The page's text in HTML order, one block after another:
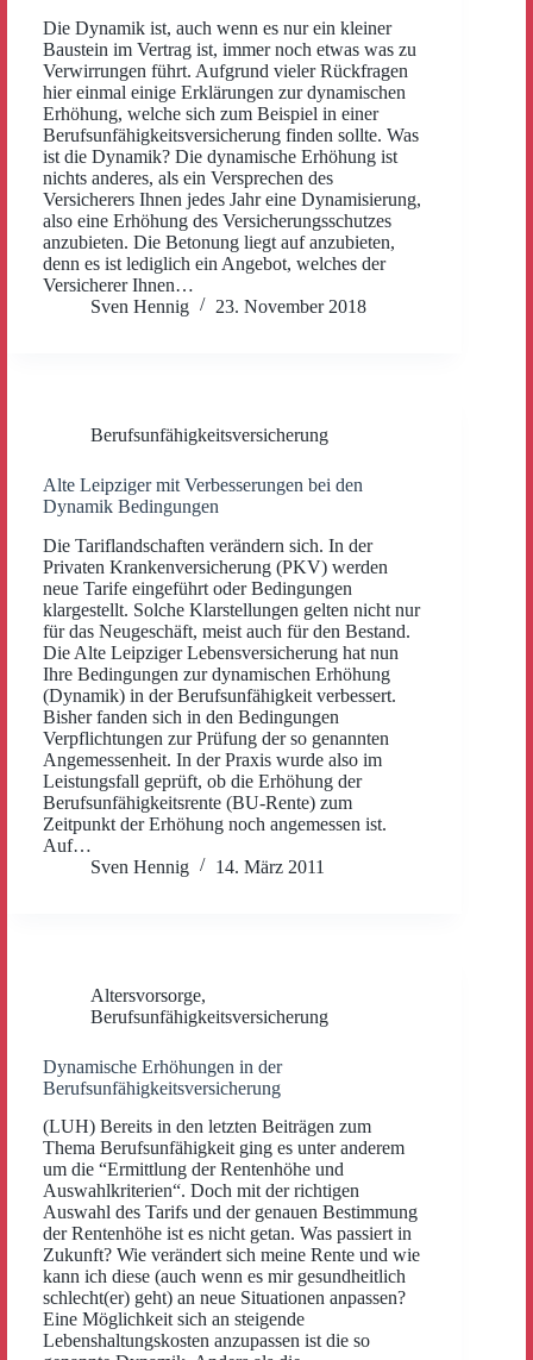
Die Dynamik ist, auch wenn es nur ein kleiner
Baustein im Vertrag ist, immer noch etwas was zu
Verwirrungen führt. Aufgrund vieler Rückfragen
hier einmal einige Erklärungen zur dynamischen
Erhöhung, welche sich zum Beispiel in einer
Berufsunfähigkeitsversicherung finden sollte. Was
ist die Dynamik? Die dynamische Erhöhung ist
nichts anderes, als ein Versprechen des
Versicherers Ihnen jedes Jahr eine Dynamisierung,
also eine Erhöhung des Versicherungsschutzes
anzubieten. Die Betonung liegt auf anzubieten,
denn es ist lediglich ein Angebot, welches der
Versicherer Ihnen…
Sven Hennig
23. November 2018
Berufsunfähigkeitsversicherung
Alte Leipziger mit Verbesserungen bei den
Dynamik Bedingungen
Die Tariflandschaften verändern sich. In der
Privaten Krankenversicherung (PKV) werden
neue Tarife eingeführt oder Bedingungen
klargestellt. Solche Klarstellungen gelten nicht nur
für das Neugeschäft, meist auch für den Bestand.
Die Alte Leipziger Lebensversicherung hat nun
Ihre Bedingungen zur dynamischen Erhöhung
(Dynamik) in der Berufsunfähigkeit verbessert.
Bisher fanden sich in den Bedingungen
Verpflichtungen zur Prüfung der so genannten
Angemessenheit. In der Praxis wurde also im
Leistungsfall geprüft, ob die Erhöhung der
Berufsunfähigkeitsrente (BU-Rente) zum
Zeitpunkt der Erhöhung noch angemessen ist.
Auf…
Sven Hennig
14. März 2011
Altersvorsorge,
Berufsunfähigkeitsversicherung
Dynamische Erhöhungen in der
Berufsunfähigkeitsversicherung
(LUH) Bereits in den letzten Beiträgen zum
Thema Berufsunfähigkeit ging es unter anderem
um die “Ermittlung der Rentenhöhe und
Auswahlkriterien“. Doch mit der richtigen
Auswahl des Tarifs und der genauen Bestimmung
der Rentenhöhe ist es nicht getan. Was passiert in
Zukunft? Wie verändert sich meine Rente und wie
kann ich diese (auch wenn es mir gesundheitlich
schlecht(er) geht) an neue Situationen anpassen?
Eine Möglichkeit sich an steigende
Lebenshaltungskosten anzupassen ist die so